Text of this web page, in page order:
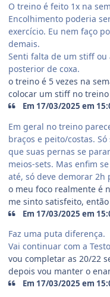
O treino é feito 1x na
Encolhimento poderia
exercício. Eu nem faço
demais.
Senti falta de um stiff
posterior de coxa.
o treino é 5 vezes na
colocar um stiff no
Em 17/03/2025 em
Em geral no treino
braços e peito/costas.
que suas pernas se
meios-sets. Mas enfim
até, só deve demorar 2h
o meu foco realmente é
me sinto satisfeito,
Em 17/03/2025 em
Faz uma puta diferença.
Vai continuar com a
vou completar as 20/22
depois vou manter o
Em 17/03/2025 em